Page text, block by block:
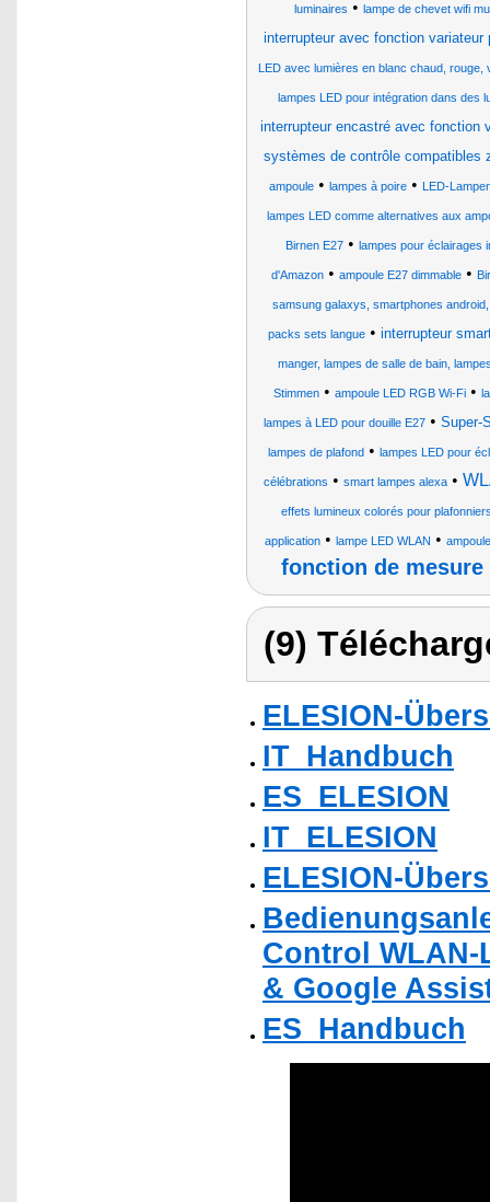
luminaires • lampe de chevet wifi
interrupteur avec fonction
LED avec lumières en blanc chaud, rouge,
lampes LED pour intégration dans des
interrupteur encastré avec fonction
systèmes de contrôle compatibles
ampoule • lampes à poire • LED-
lampes LED comme alternatives aux
Birnen E27 • lampes pour éclairages
d'Amazon • ampoule E27 dimmable •
samsung galaxys, smartphones
packs sets langue• interrupteur
manger, lampes de salle de bain,
Stimmen • ampoule LED RGB Wi-Fi •
lampes à LED pour douille E27• Super-
lampes de plafond • lampes LED pour
célébrations • smart lampes alexa•
effets lumineux colorés pour
application• lampe LED WLAN •
fonction de mesure
(9)
ELESION-
IT_Handbuch
ES_ELESION
IT_ELESION
ELESION-
Control WLAN-
& Google
ES_Handbuch